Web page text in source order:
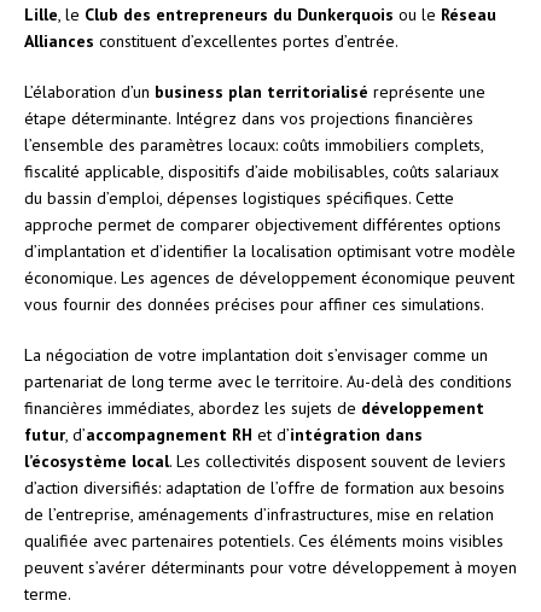
Lille , le Club des entrepreneurs du Dunkerquois ou le Réseau
Alliances constituent d’excellentes portes d’entrée.
L’élaboration d’un business plan territorialisé représente une
étape déterminante. Intégrez dans vos projections financières
l’ensemble des paramètres locaux: coûts immobiliers complets,
fiscalité applicable, dispositifs d’aide mobilisables, coûts salariaux
du bassin d’emploi, dépenses logistiques spécifiques. Cette
approche permet de comparer objectivement différentes options
d’implantation et d’identifier la localisation optimisant votre modèle
économique. Les agences de développement économique peuvent
vous fournir des données précises pour affiner ces simulations.
La négociation de votre implantation doit s’envisager comme un
partenariat de long terme avec le territoire. Au-delà des conditions
financières immédiates, abordez les sujets de développement
futur , d’accompagnement RH et d’intégration dans
l’écosystème local. Les collectivités disposent souvent de leviers
d’action diversifiés: adaptation de l’offre de formation aux besoins
de l’entreprise, aménagements d’infrastructures, mise en relation
qualifiée avec partenaires potentiels. Ces éléments moins visibles
peuvent s’avérer déterminants pour votre développement à moyen
terme.